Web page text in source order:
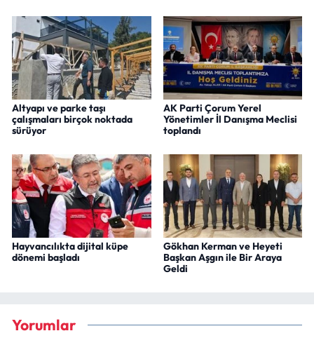
Altyapı ve parke taşı
çalışmaları birçok noktada
sürüyor
AK Parti Çorum Yerel
Yönetimler İl Danışma Meclisi
toplandı
Hayvancılıkta dijital küpe
dönemi başladı
Gökhan Kerman ve Heyeti
Başkan Aşgın ile Bir Araya
Geldi
Yorumlar